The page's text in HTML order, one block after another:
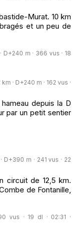
Murat. 10 km
et un peu de
D+240 m · 366 vus · 18
· D+240 m · 162 vus ·
depuis la D
par un petit sentier
D+390 m · 241 vus · 22
circuit de 12,5 km.
de Fontanille,
vus · 19 dl · 02:31 ·